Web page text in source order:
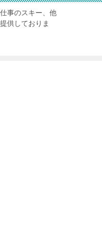
事のスキー、他
供しておりま